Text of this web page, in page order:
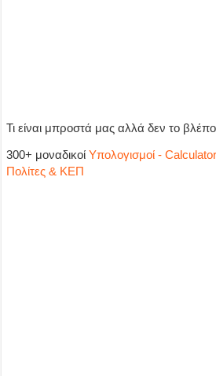
Τι είναι μπροστά μας αλλά δεν το
300+ μοναδικοίΥπολογισμοί -
Πολίτες & ΚΕΠ